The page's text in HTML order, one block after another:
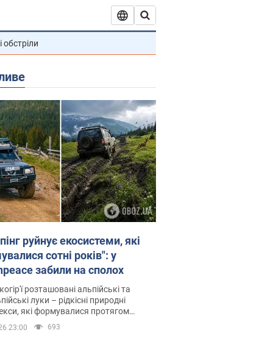
обстріли
руйнує екосистеми, які
сотні років": у
забили на сполох
розташовані альпійські та
луки – рідкісні природні
які формувалися протягом
23:00 693